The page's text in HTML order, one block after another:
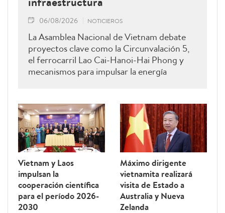
06/08/2026 NOTICIEROS
La Asamblea Nacional de Vietnam debate
proyectos clave como la Circunvalación 5,
el ferrocarril Lao Cai-Hanoi-Hai Phong y
mecanismos para impulsar la energía
Vietnam y Laos
impulsan la
cooperación científica
para el período 2026-
2030
Máximo dirigente
vietnamita realizará
visita de Estado a
Australia y Nueva
Zelanda